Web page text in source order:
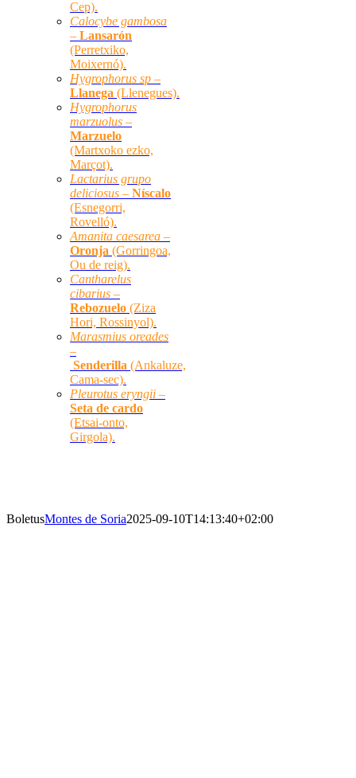
Cep).
Calocybe gambosa
– Lansarón
(Perretxiko,
Moixernó).
Hygrophorus sp –
Llanega (Llenegues).
Hygrophorus
marzuolus –
Marzuelo
(Martxoko ezko,
Marçot).
Lactarius grupo
deliciosus – Níscalo
(Esnegorri,
Rovelló).
Amanita caesarea –
Oronja (Gorringoa,
Ou de reig).
Cantharelus
cibarius –
Rebozuelo (Ziza
Hori, Rossinyol).
Marasmius oreades
–
Senderilla (Ankaluze,
Cama-sec).
Pleurotus eryngii –
Seta de cardo
(Etsai-onto,
Girgola).
BoletusMontes de Soria2025-09-10T14:13:40+02:00